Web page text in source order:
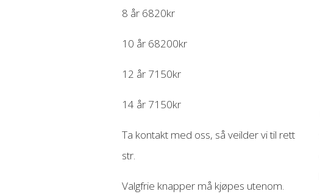
8 år 6820kr
10 år 68200kr
12 år 7150kr
14 år 7150kr
Ta kontakt med oss, så veilder vi til rett
str.
Valgfrie knapper må kjøpes utenom.